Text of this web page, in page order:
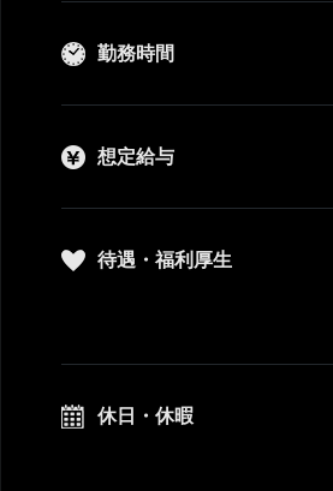
勤務時間
想定給与
待遇・福利厚生
休日・休暇